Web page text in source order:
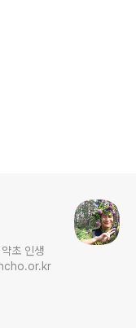
초 인생